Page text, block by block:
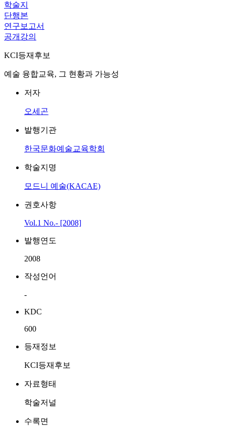
학술지
단행본
연구보고서
공개강의
KCI등재후보
예술 융합교육, 그 현황과 가능성
저자
오세곤
발행기관
한국문화예술교육학회
학술지명
모드니 예술(KACAE)
권호사항
Vol.1 No.- [2008]
발행연도
2008
작성언어
-
KDC
600
등재정보
KCI등재후보
자료형태
학술저널
수록면